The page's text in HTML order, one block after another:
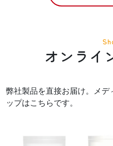
オンライ
弊社製品を直接お届け。メ
ップはこちらです。